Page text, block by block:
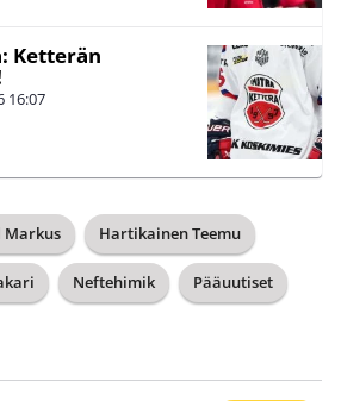
Ketterän
16:07
Markus Hartikainen Teemu
Neftehimik Pääuutiset